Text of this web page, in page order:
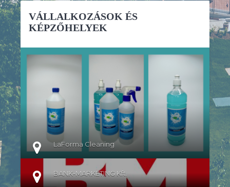
VÁLLALKOZÁSOK ÉS
KÉPZŐHELYEK
RÉSZLETEK
LaForma Cleaning
BANK-MARKETING Kft.